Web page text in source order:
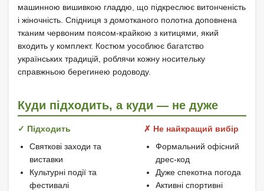
машинною вишивкою гладдю, що підкреслює витонченість
і жіночність. Спідниця з домотканого полотна доповнена
тканим червоним поясом-крайкою з китицями, який
входить у комплект. Костюм уособлює багатство
українських традицій, роблячи кожну носительку
справжньою берегинею родоводу.
Куди підходить, а куди — не дуже
✓ Підходить
Святкові заходи та
виставки
Культурні події та
фестивалі
✗ Не найкращий вибір
Формальний офісний
дрес-код
Дуже спекотна погода
Активні спортивні